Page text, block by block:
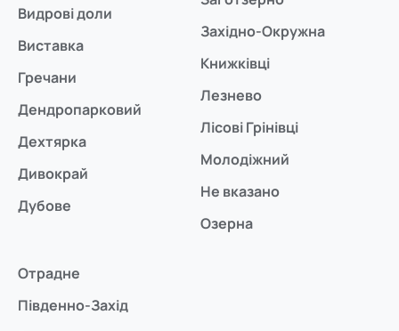
Видрові доли
Виставка
Гречани
Дендропарковий
Дехтярка
Дивокрай
Дубове
Західно-Окружна
Книжківці
Лезнево
Лісові Грінівці
Молодіжний
Не вказано
Озерна
Отрадне
Південно-Захід